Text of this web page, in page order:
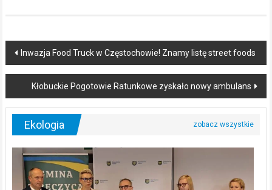
Post
navigation
Inwazja Food Truck w Częstochowie! Znamy listę street foods
Kłobuckie Pogotowie Ratunkowe zyskało nowy ambulans
Ekologia